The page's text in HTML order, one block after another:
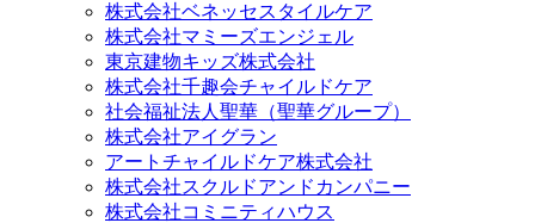
株式会社ベネッセスタイルケア
株式会社マミーズエンジェル
東京建物キッズ株式会社
株式会社千趣会チャイルドケア
社会福祉法人聖華（聖華グループ）
株式会社アイグラン
アートチャイルドケア株式会社
株式会社スクルドアンドカンパニー
株式会社コミニティハウス